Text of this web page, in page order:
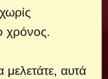
χρόνος.
αυτά